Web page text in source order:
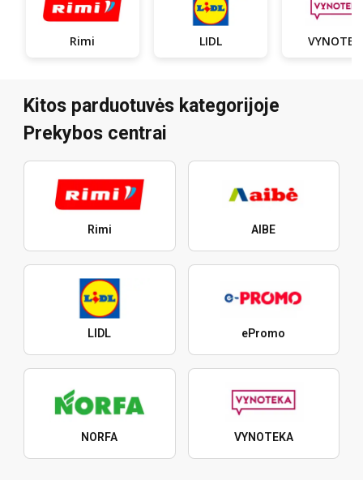
Rimi LIDL
Kitos parduotuvės kategorijoje
Prekybos centrai
Rimi AIBE
LIDL ePromo
NORFA VYNOTEKA